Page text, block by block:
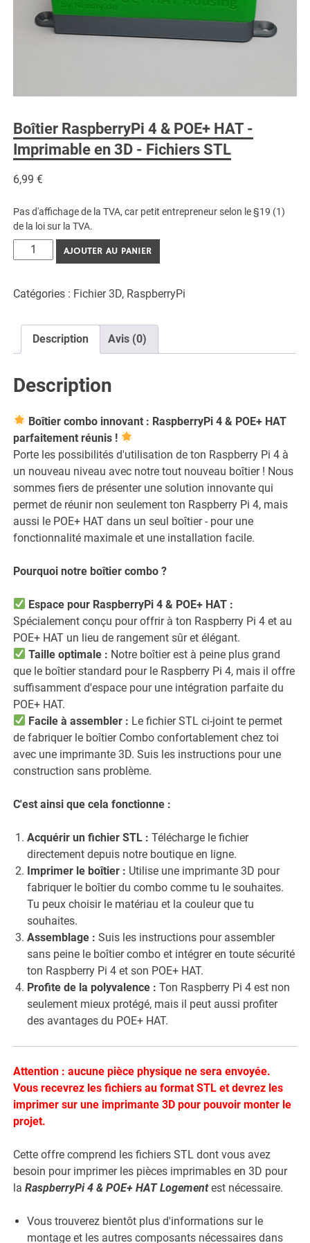
Boîtier RaspberryPi 4 & POE+ HAT -
Imprimable en 3D - Fichiers STL
6,99€
Pas d'affichage de la TVA, car petit entrepreneur selon le §19 (1)
de la loi sur la TVA.
quantité
de
4
POE+
HAT
-
3D
Druckbar
STL
Dateien
AJOUTER AU PANIER
Catégories : Fichier 3D, RaspberryPi
Description Avis (0)
Description
Boîtier combo innovant : RaspberryPi 4 & POE+ HAT
parfaitement réunis !
Porte les possibilités d'utilisation de ton Raspberry Pi 4 à
un nouveau niveau avec notre tout nouveau boîtier ! Nous
sommes fiers de présenter une solution innovante qui
permet de réunir non seulement ton Raspberry Pi 4, mais
aussi le POE+ HAT dans un seul boîtier - pour une
fonctionnalité maximale et une installation facile.
Pourquoi notre boîtier combo ?
Espace pour RaspberryPi 4 & POE+ HAT :
Spécialement conçu pour offrir à ton Raspberry Pi 4 et au
POE+ HAT un lieu de rangement sûr et élégant.
Taille optimale : Notre boîtier est à peine plus grand
que le boîtier standard pour le Raspberry Pi 4, mais il offre
suffisamment d'espace pour une intégration parfaite du
POE+ HAT.
Facile à assembler : Le fichier STL ci-joint te permet
de fabriquer le boîtier Combo confortablement chez toi
avec une imprimante 3D. Suis les instructions pour une
construction sans problème.
C'est ainsi que cela fonctionne :
Acquérir un fichier STL : Télécharge le fichier
directement depuis notre boutique en ligne.
Imprimer le boîtier : Utilise une imprimante 3D pour
fabriquer le boîtier du combo comme tu le souhaites.
Tu peux choisir le matériau et la couleur que tu
souhaites.
Assemblage : Suis les instructions pour assembler
sans peine le boîtier combo et intégrer en toute sécurité
ton Raspberry Pi 4 et son POE+ HAT.
Profite de la polyvalence : Ton Raspberry Pi 4 est non
seulement mieux protégé, mais il peut aussi profiter
des avantages du POE+ HAT.
Attention : aucune pièce physique ne sera envoyée.
Vous recevrez les fichiers au format STL et devrez les
imprimer sur une imprimante 3D pour pouvoir monter le
projet.
Cette offre comprend les fichiers STL dont vous avez
besoin pour imprimer les pièces imprimables en 3D pour
laRaspberryPi 4 & POE+ HATLogementest nécessaire.
Vous trouverez bientôt plus d'informations sur le
montage et les autres composants nécessaires dans